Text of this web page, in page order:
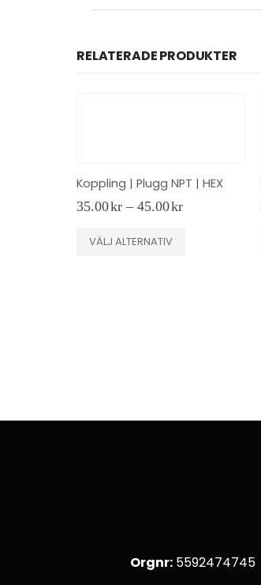
RELATERADE PRODUKTER
Koppling | Plugg NPT | HEX
35.00kr – 45.00krPrisintervall:
VÄLJ ALTERNATIV
Orgnr:5592474745